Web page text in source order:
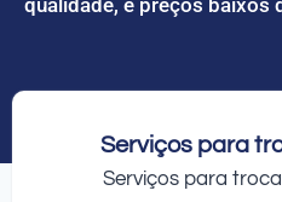
Serviços para
Serviços para